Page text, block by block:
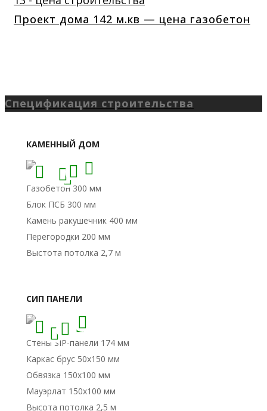
Проект дома 142 м.кв — цена газобетон
Спецификация строительства